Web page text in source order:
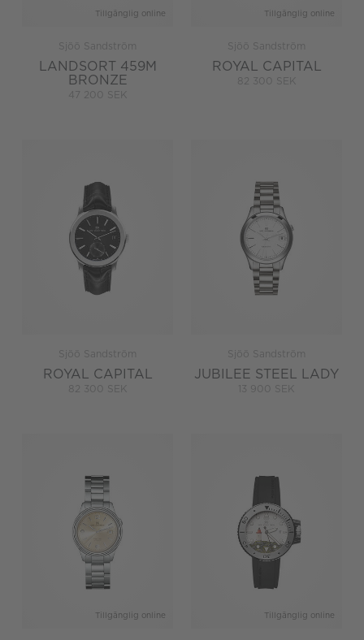
Tillgänglig online
Sjöö Sandström
LANDSORT 459M
BRONZE
47 200 SEK
Tillgänglig online
Sjöö Sandström
ROYAL CAPITAL
82 300 SEK
Sjöö Sandström
ROYAL CAPITAL
82 300 SEK
Sjöö Sandström
JUBILEE STEEL LADY
13 900 SEK
Tillgänglig online Tillgänglig online